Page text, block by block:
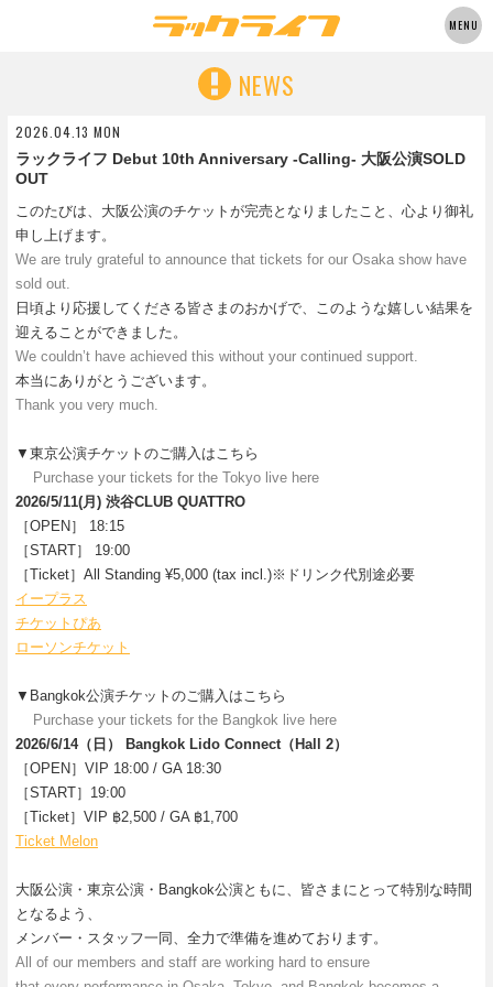
MENU
NEWS
2026.04.13 MON
ラックライフ Debut 10th Anniversary -Calling- 大阪公演SOLD
OUT
このたびは、大阪公演のチケットが完売となりましたこと、心より御礼
申し上げます。
We are truly grateful to announce that tickets for our Osaka show have
sold out.
日頃より応援してくださる皆さまのおかげで、このような嬉しい結果を
迎えることができました。
We couldn’t have achieved this without your continued support.
本当にありがとうございます。
Thank you very much.
▼東京公演チケットのご購入はこちら
Purchase your tickets for the Tokyo live here
2026/5/11(月) 渋谷CLUB QUATTRO
［OPEN］ 18:15
［START］ 19:00
［Ticket］All Standing ¥5,000 (tax incl.)※ドリンク代別途必要
イープラス
チケットぴあ
ローソンチケット
▼Bangkok公演チケットのご購入はこちら
Purchase your tickets for the Bangkok live here
2026/6/14（日） Bangkok Lido Connect（Hall 2）
［OPEN］VIP 18:00 / GA 18:30
［START］19:00
［Ticket］VIP ฿2,500 / GA ฿1,700
Ticket Melon
大阪公演・東京公演・Bangkok公演ともに、皆さまにとって特別な時間
となるよう、
メンバー・スタッフ一同、全力で準備を進めております。
All of our members and staff are working hard to ensure